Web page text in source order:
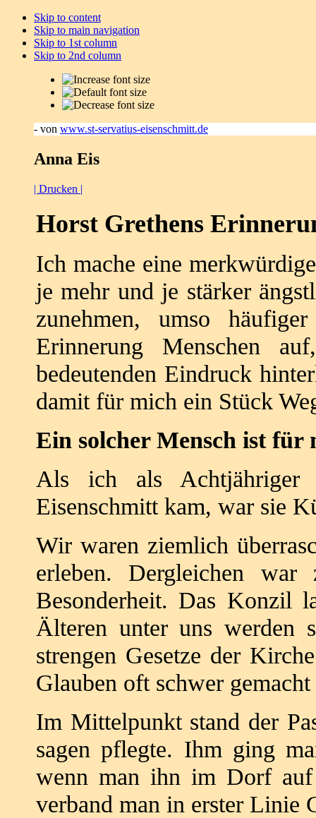
Skip to content
Skip to main navigation
Skip to 1st column
Skip to 2nd column
- von www.st-servatius-eisenschmitt.de
Anna Eis
| Drucken |
Horst Grethens
Ich mache eine
je mehr und je stärker
zunehmen, umso
Erinnerung Menschen
bedeutenden Eindruck
damit für mich ein Stück
Ein solcher Mensch ist für
Als ich als Achtjähriger
Eisenschmitt kam, war sie
Wir waren ziemlich
erleben. Dergleichen
Besonderheit. Das Konzil
Älteren unter uns werden
strengen Gesetze der
Glauben oft schwer gemacht
Im Mittelpunkt stand der
sagen pflegte. Ihm ging
wenn man ihn im Dorf
verband man in erster Linie